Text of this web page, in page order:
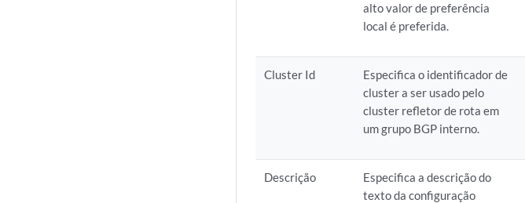
alto valor de preferência
local é preferida.
Cluster Id
Especifica o identificador de
cluster a ser usado pelo
cluster refletor de rota em
um grupo BGP interno.
Descrição
Especifica a descrição do
texto da configuração